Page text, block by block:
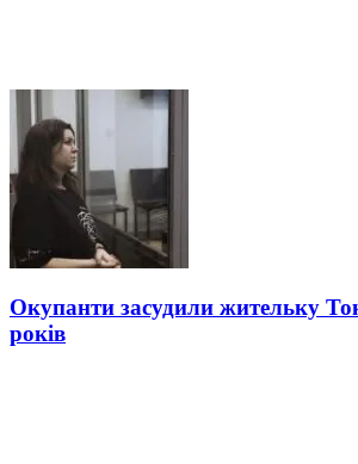
Окупанти засудили жительку
років